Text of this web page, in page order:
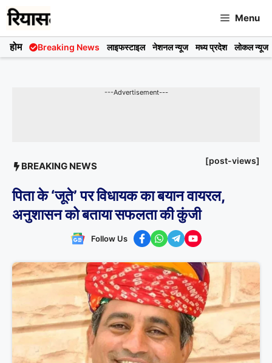
Skip
to
content
Menu
होम Breaking News लाइफस्टाइल नेशनल न्यूज मध्य प्रदेश लोकल न्यूज
---Advertisement---
BREAKING NEWS [post-views]
पिता के ‘जूते’ पर विधायक का बयान वायरल,
अनुशासन को बताया सफलता की कुंजी
Follow Us